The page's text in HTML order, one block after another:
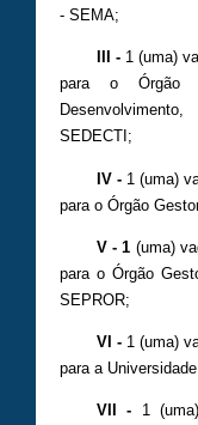
- SEMA;
III -1 (uma)
para o Órgão
SEDECTI;
IV -1 (uma)
para o Órgão
V - 1 (uma)
para o Órgão
SEPROR;
VI -1 (uma)
para a
VII - 1